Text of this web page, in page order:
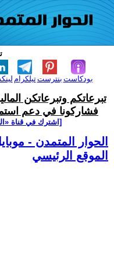
تيلكرامبنترست بودكاست
تبرعاتكم وتبرعاتكن
فشاركونا في دعم
[اشترك في قناة
الحوار المتمدن -
الموقع الرئيسي